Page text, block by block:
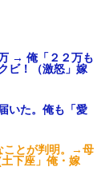
→ 俺「２２万も
ビ！（激怒」嫁
いた。俺も「愛
ことが判明。→母
下座」俺・嫁